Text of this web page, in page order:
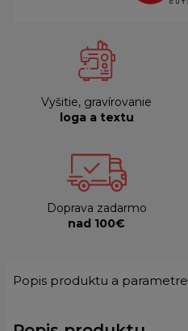
Vyšitie, gravírovanie
loga a textu
Doprava zadarmo
nad 100€
Popis produktu a parametre